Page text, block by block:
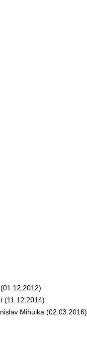
(11.12.2014)
Mihulka (02.03.2016)